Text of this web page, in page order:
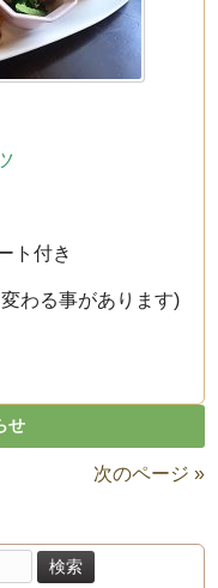
ト付き
わる事があります)
せ
次のページ »